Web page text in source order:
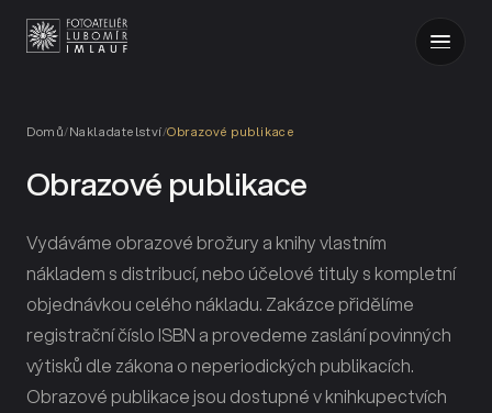
Domů/Nakladatelství/Obrazové publikace
Obrazové publikace
Vydáváme obrazové brožury a knihy vlastním
nákladem s distribucí, nebo účelové tituly s kompletní
objednávkou celého nákladu. Zakázce přidělíme
registrační číslo ISBN a provedeme zaslání povinných
výtisků dle zákona o neperiodických publikacích.
Obrazové publikace jsou dostupné v knihkupectvích